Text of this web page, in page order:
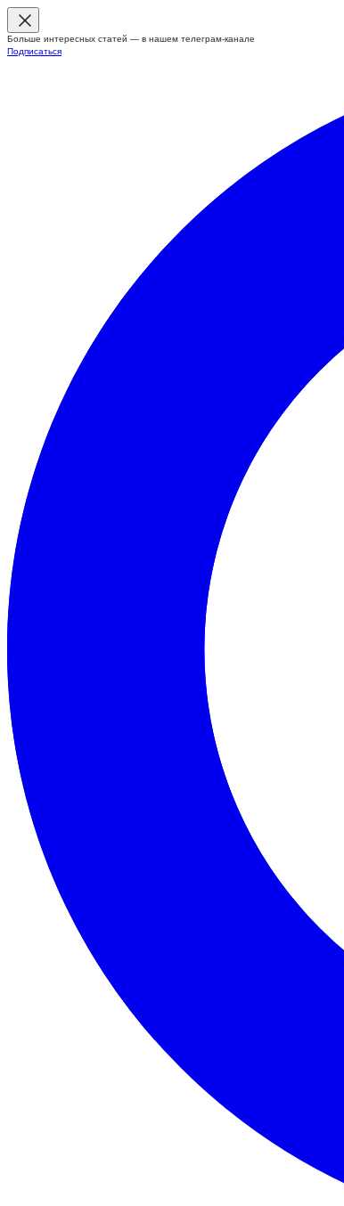
Больше интересных статей — в нашем телеграм-канале
Подписаться